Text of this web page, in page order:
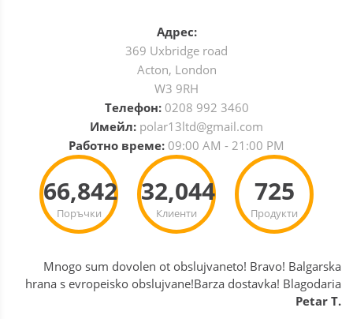
Адрес:
369 Uxbridge road
Acton, London
W3 9RH
Телефон: 0208 992 3460
Имейл: polar13ltd@gmail.com
Работно време: 09:00 AM - 21:00 PM
Поръчки
66,842
Клиенти
32,044
Продукти
725
Mnogo sum dovolen ot obslujvaneto! Bravo! Balgarska
hrana s evropeisko obslujvane!Barza dostavka! Blagodaria
Petar T.